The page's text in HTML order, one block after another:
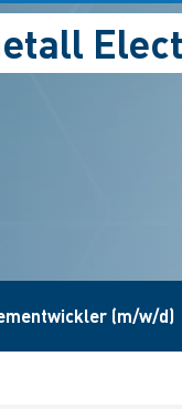
(m/w/d)